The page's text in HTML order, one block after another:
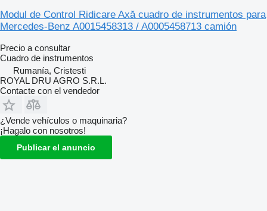
Modul de Control Ridicare Axă cuadro de instrumentos para
Mercedes-Benz A0015458313 / A0005458713 camión
Precio a consultar
Cuadro de instrumentos
Rumanía, Cristesti
ROYAL DRU AGRO S.R.L.
Contacte con el vendedor
¿Vende vehículos o maquinaria?
¡Hagalo con nosotros!
Publicar el anuncio